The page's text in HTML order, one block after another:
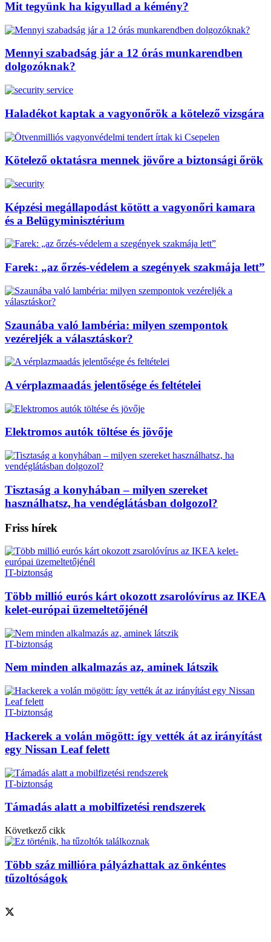
Mit tegyünk ha kigyullad a kémény?
Mennyi szabadság jár a 12 órás munkarendben
dolgozóknak?
Haladékot kaptak a vagyonőrök a kötelező vizsgára
Kötelező oktatásra mennek jövőre a biztonsági őrök
Képzési megállapodást kötött a vagyonőri kamara
és a Belügyminisztérium
Farek: „az őrzés-védelem a szegények szakmája lett”
Szaunába való lambéria: milyen szempontok
vezéreljék a választáskor?
A vérplazmaadás jelentősége és feltételei
Elektromos autók töltése és jövője
Tisztaság a konyhában – milyen szereket
használhatsz, ha vendéglátásban dolgozol?
Friss hírek
IT-biztonság
Több millió eurós kárt okozott zsarolóvírus az IKEA
kelet-európai üzemeltetőjénél
IT-biztonság
Nem minden alkalmazás az, aminek látszik
IT-biztonság
Hackerek a volán mögött: így vették át az irányítást
egy Nissan Leaf felett
IT-biztonság
Támadás alatt a mobilfizetési rendszerek
Következő cikk
Több száz millióra pályázhattak az önkéntes
tűzoltóságok